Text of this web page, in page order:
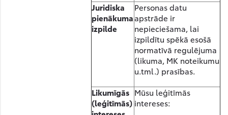
Juridiska
pienākuma
izpilde
Personas datu
apstrāde ir
nepieciešama, lai
izpildītu spēkā esošā
normatīvā regulējuma
(likuma, MK noteikumu
u.tml.) prasības.
Likumīgās
(leģitīmās)
Mūsu leģitīmās
intereses: